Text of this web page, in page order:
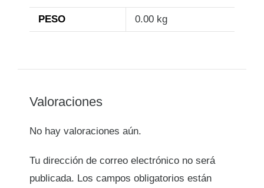
PESO 0.00 kg
Valoraciones
No hay valoraciones aún.
Tu dirección de correo electrónico no será
publicada. Los campos obligatorios están